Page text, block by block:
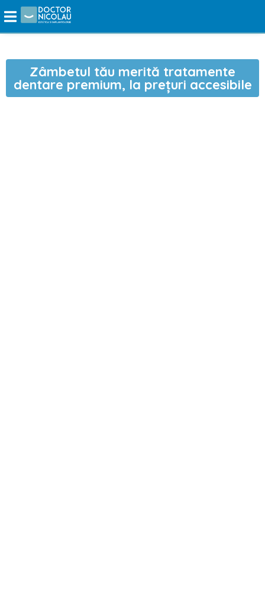
direct
Zâmbetul tău merită tratamente
dentare premium, la prețuri accesibile